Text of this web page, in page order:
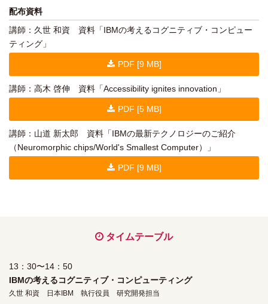
配布資料
講師：久世 和資 資料「IBMの考えるコグニティブ・コンピュー
ティング」
PDF [9 MB]
講師：高木 啓伸 資料「Accessibility ignites innovation」
PDF [5 MB]
講師：山道 新太郎 資料「IBMの最新テクノロジーのご紹介
（Neuromorphic chips/World's Smallest Computer）」
PDF [9 MB]
タイムテーブル
13：30〜14：50
IBMの考えるコグニティブ・コンピューティング
久世 和資 日本IBM 執行役員 研究開発担当